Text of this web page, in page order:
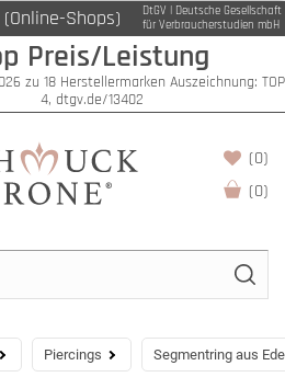
Shops)
DtGV | Deutsche Gesellschaft
für Verbraucherstudien mbH
Preis/Leistung
zu 18 Herstellermarken Auszeichnung: TOP
4, dtgv.de/13402
(0)
(0)
Piercings Segmentring aus